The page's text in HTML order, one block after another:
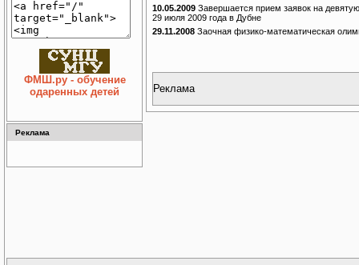
ФМШ.ру - обучение
одаренных детей
Реклама
10.05.2009 Завершается прием заявок на
29 июля 2009 года в Дубне
29.11.2008 Заочная физико-математическая
Реклама